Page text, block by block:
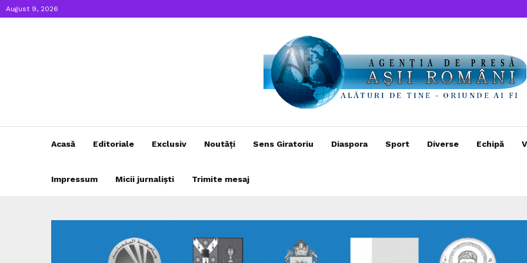
August 9, 2026
Acasă Editoriale Exclusiv Noutăți Sens Giratoriu Diaspora Sport Diverse Echipă
Impressum Micii jurnaliști Trimite mesaj